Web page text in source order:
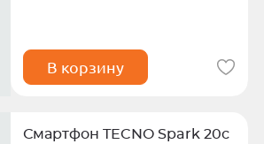
В корзину
Смартфон TECNO Spark 20c